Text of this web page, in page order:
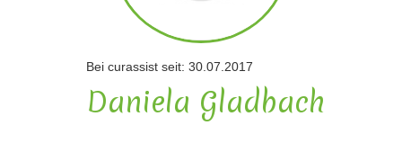
Bei curassist seit: 30.07.2017
Daniela Gladbach